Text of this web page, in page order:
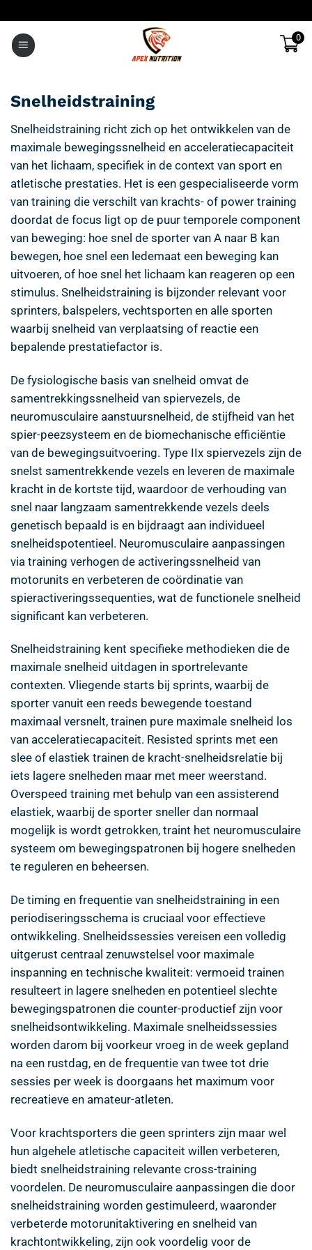
inhoud
0
Snelheidstraining
Snelheidstraining richt zich op het ontwikkelen van de
maximale bewegingssnelheid en acceleratiecapaciteit
van het lichaam, specifiek in de context van sport en
atletische prestaties. Het is een gespecialiseerde vorm
van training die verschilt van krachts- of power training
doordat de focus ligt op de puur temporele component
van beweging: hoe snel de sporter van A naar B kan
bewegen, hoe snel een ledemaat een beweging kan
uitvoeren, of hoe snel het lichaam kan reageren op een
stimulus. Snelheidstraining is bijzonder relevant voor
sprinters, balspelers, vechtsporten en alle sporten
waarbij snelheid van verplaatsing of reactie een
bepalende prestatiefactor is.
De fysiologische basis van snelheid omvat de
samentrekkingssnelheid van spiervezels, de
neuromusculaire aanstuursnelheid, de stijfheid van het
spier-peezsysteem en de biomechanische efficiëntie
van de bewegingsuitvoering. Type IIx spiervezels zijn de
snelst samentrekkende vezels en leveren de maximale
kracht in de kortste tijd, waardoor de verhouding van
snel naar langzaam samentrekkende vezels deels
genetisch bepaald is en bijdraagt aan individueel
snelheidspotentieel. Neuromusculaire aanpassingen
via training verhogen de activeringssnelheid van
motorunits en verbeteren de coördinatie van
spieractiveringssequenties, wat de functionele snelheid
significant kan verbeteren.
Snelheidstraining kent specifieke methodieken die de
maximale snelheid uitdagen in sportrelevante
contexten. Vliegende starts bij sprints, waarbij de
sporter vanuit een reeds bewegende toestand
maximaal versnelt, trainen pure maximale snelheid los
van acceleratiecapaciteit. Resisted sprints met een
slee of elastiek trainen de kracht-snelheidsrelatie bij
iets lagere snelheden maar met meer weerstand.
Overspeed training met behulp van een assisterend
elastiek, waarbij de sporter sneller dan normaal
mogelijk is wordt getrokken, traint het neuromusculaire
systeem om bewegingspatronen bij hogere snelheden
te reguleren en beheersen.
De timing en frequentie van snelheidstraining in een
periodiseringsschema is cruciaal voor effectieve
ontwikkeling. Snelheidssessies vereisen een volledig
uitgerust centraal zenuwstelsel voor maximale
inspanning en technische kwaliteit: vermoeid trainen
resulteert in lagere snelheden en potentieel slechte
bewegingspatronen die counter-productief zijn voor
snelheidsontwikkeling. Maximale snelheidssessies
worden darom bij voorkeur vroeg in de week gepland
na een rustdag, en de frequentie van twee tot drie
sessies per week is doorgaans het maximum voor
recreatieve en amateur-atleten.
Voor krachtsporters die geen sprinters zijn maar wel
hun algehele atletische capaciteit willen verbeteren,
biedt snelheidstraining relevante cross-training
voordelen. De neuromusculaire aanpassingen die door
snelheidstraining worden gestimuleerd, waaronder
verbeterde motorunitaktivering en snelheid van
krachtontwikkeling, zijn ook voordelig voor de